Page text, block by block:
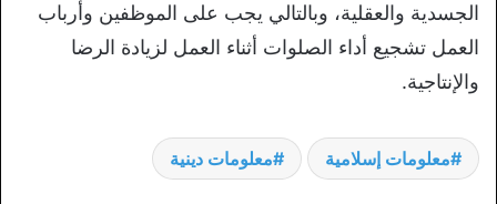
الجسدية والعقلية، وبالتالي يجب على الموظفين وأرباب
العمل تشجيع أداء الصلوات أثناء العمل لزيادة الرضا
والإنتاجية.
معلومات إسلامية معلومات دينية